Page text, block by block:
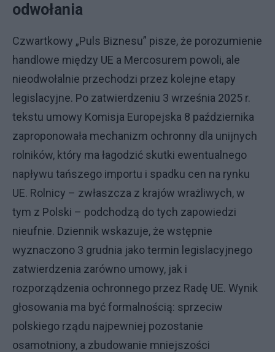
odwołania
Czwartkowy „Puls Biznesu” pisze, że porozumienie
handlowe między UE a Mercosurem powoli, ale
nieodwołalnie przechodzi przez kolejne etapy
legislacyjne. Po zatwierdzeniu 3 września 2025 r.
tekstu umowy Komisja Europejska 8 października
zaproponowała mechanizm ochronny dla unijnych
rolników, który ma łagodzić skutki ewentualnego
napływu tańszego importu i spadku cen na rynku
UE. Rolnicy – zwłaszcza z krajów wrażliwych, w
tym z Polski – podchodzą do tych zapowiedzi
nieufnie. Dziennik wskazuje, że wstępnie
wyznaczono 3 grudnia jako termin legislacyjnego
zatwierdzenia zarówno umowy, jak i
rozporządzenia ochronnego przez Radę UE. Wynik
głosowania ma być formalnością: sprzeciw
polskiego rządu najpewniej pozostanie
osamotniony, a zbudowanie mniejszości